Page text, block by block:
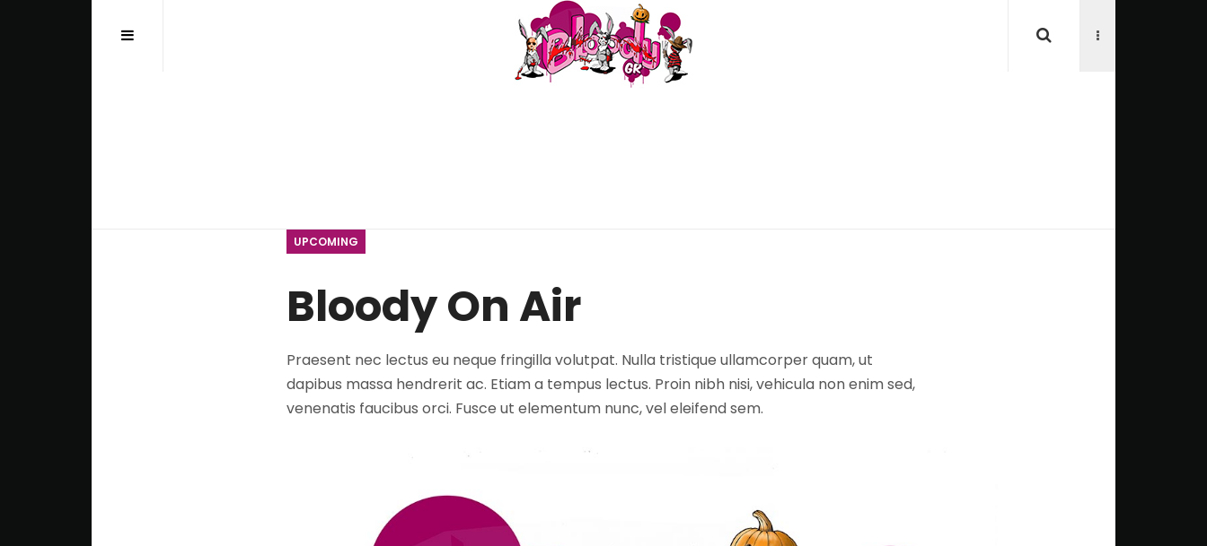
UPCOMING
Bloody On Air
Praesent nec lectus eu neque fringilla volutpat. Nulla tristique ullamcorper quam, ut
dapibus massa hendrerit ac. Etiam a tempus lectus. Proin nibh nisi, vehicula non enim sed,
venenatis faucibus orci. Fusce ut elementum nunc, vel eleifend sem.